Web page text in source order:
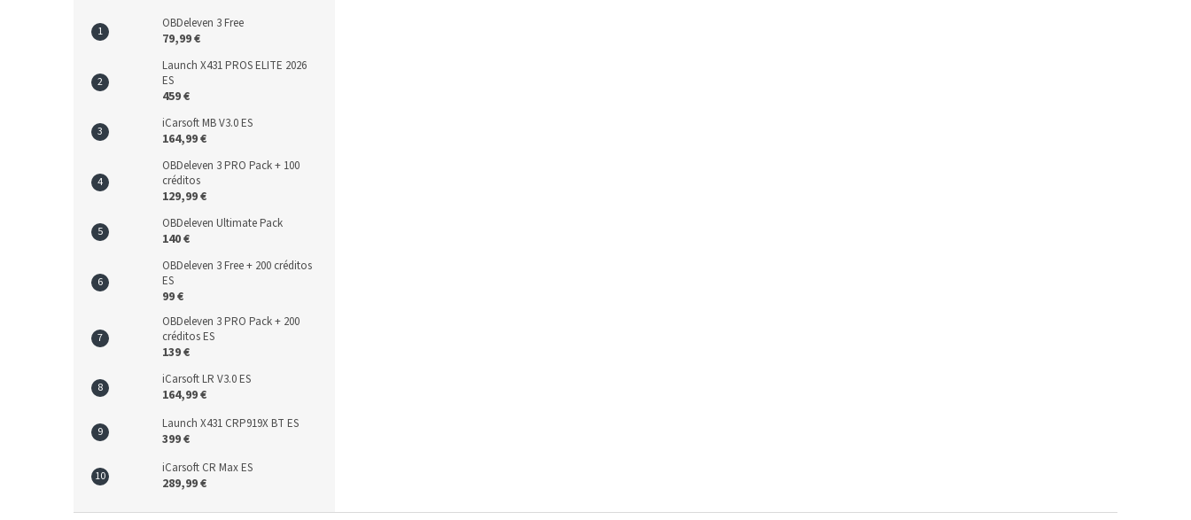
OBDeleven 3 Free
79,99 €
Launch X431 PROS ELITE 2026
ES
459 €
iCarsoft MB V3.0 ES
164,99 €
OBDeleven 3 PRO Pack + 100
créditos
129,99 €
OBDeleven Ultimate Pack
140 €
OBDeleven 3 Free + 200 créditos
ES
99 €
OBDeleven 3 PRO Pack + 200
créditos ES
139 €
iCarsoft LR V3.0 ES
164,99 €
Launch X431 CRP919X BT ES
399 €
iCarsoft CR Max ES
289,99 €